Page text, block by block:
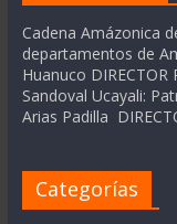
Cadena Amázonica
departamentos de
Huanuco DIRECTOR
Sandoval Ucayali:
Arias Padilla
Categorías